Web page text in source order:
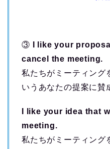
③
I like your
cancel the meeting.
私たちがミーティング
いうあなたの提案に賛
I like your idea that
meeting.
私たちがミーティング